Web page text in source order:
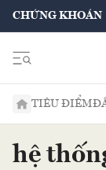
CHỨNG KHOÁN
TIÊU ĐIỂM
hệ